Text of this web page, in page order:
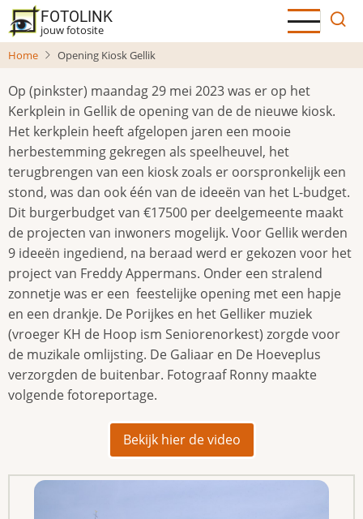
Overslaan
en
naar
inhoud
gaan
FOTOLINK
jouw fotosite
Home
Opening Kiosk Gellik
Op (pinkster) maandag 29 mei 2023 was er op het
Kerkplein in Gellik de opening van de de nieuwe kiosk.
Het kerkplein heeft afgelopen jaren een mooie
herbestemming gekregen als speelheuvel, het
terugbrengen van een kiosk zoals er oorspronkelijk een
stond, was dan ook één van de ideeën van het L-budget.
Dit burgerbudget van €17500 per deelgemeente maakt
de projecten van inwoners mogelijk. Voor Gellik werden
9 ideeën ingediend, na beraad werd er gekozen voor het
project van Freddy Appermans. Onder een stralend
zonnetje was er een feestelijke opening met een hapje
en een drankje. De Porijkes en het Gelliker muziek
(vroeger KH de Hoop ism Seniorenorkest) zorgde voor
de muzikale omlijsting. De Galiaar en De Hoeveplus
verzorgden de buitenbar. Fotograaf Ronny maakte
volgende fotoreportage.
Bekijk hier de video